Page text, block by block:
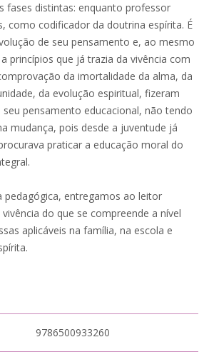
fases distintas: enquanto professor
como codificador da doutrina espírita. É
de seu pensamento e, ao mesmo
princípios que já trazia da vivência com
da imortalidade da alma, da
da evolução espiritual, fizeram
pensamento educacional, não tendo
mudança, pois desde a juventude já
praticar a educação moral do
pedagógica, entregamos ao leitor
do que se compreende a nível
aplicáveis na família, na escola e
9786500933260